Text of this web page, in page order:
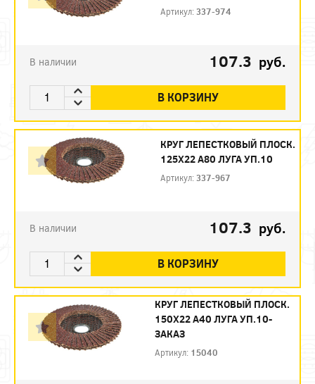
Артикул: 337-974
В наличии 107.3 руб.
В КОРЗИНУ
КРУГ ЛЕПЕСТКОВЫЙ ПЛОСК.
125Х22 А80 ЛУГА УП.10
Артикул: 337-967
В наличии 107.3 руб.
В КОРЗИНУ
КРУГ ЛЕПЕСТКОВЫЙ ПЛОСК.
150Х22 А40 ЛУГА УП.10-
ЗАКАЗ
Артикул: 15040